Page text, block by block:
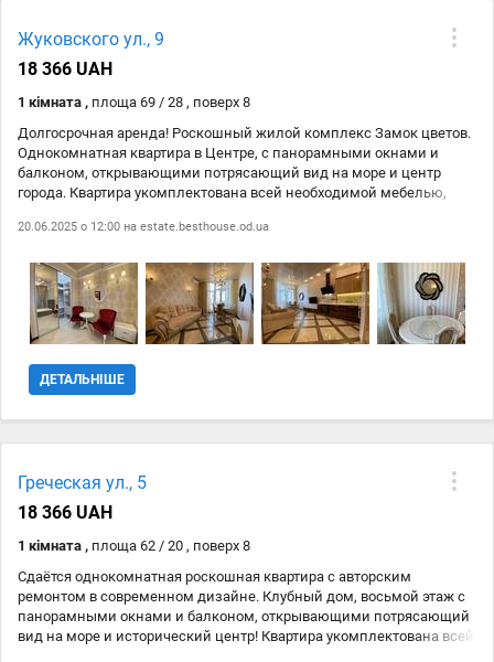
Жуковского ул., 9
18 366 UAH
1 кімната , площа 69 / 28 , поверх 8
Долгосрочная аренда! Роскошный жилой комплекс Замок цветов.
Однокомнатная квартира в Центре, с панорамными окнами и
балконом, открывающими потрясающий вид на море и центр
города. Квартира укомплектована всей необходимой мебелью,
техникой: стеклокерамическая поверхность, микроволновка,
телевизор, кондиционер, скоростной WI-FI интернет, цифровое TV.
В доме закрытая охраняемая территория и видеонаблюдение,
автономная домовая котельная. Генератор.
20.06.2025 о 12:00 на estate.besthouse.od.ua
ДЕТАЛЬНІШЕ
Греческая ул., 5
18 366 UAH
1 кімната , площа 62 / 20 , поверх 8
Сдаётся однокомнатная роскошная квартира с авторским
ремонтом в современном дизайне. Клубный дом, восьмой этаж с
панорамными окнами и балконом, открывающими потрясающий
вид на море и исторический центр! Квартира укомплектована всей